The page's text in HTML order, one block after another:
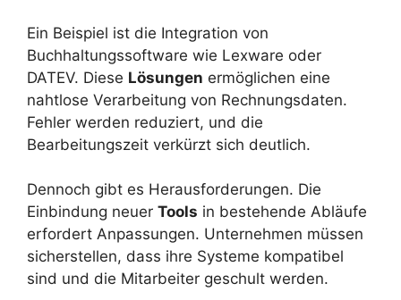
Ein Beispiel ist die Integration von
Buchhaltungssoftware wie Lexware oder
DATEV. Diese Lösungen ermöglichen eine
nahtlose Verarbeitung von Rechnungsdaten.
Fehler werden reduziert, und die
Bearbeitungszeit verkürzt sich deutlich.
Dennoch gibt es Herausforderungen. Die
Einbindung neuer Tools in bestehende Abläufe
erfordert Anpassungen. Unternehmen müssen
sicherstellen, dass ihre Systeme kompatibel
sind und die Mitarbeiter geschult werden.